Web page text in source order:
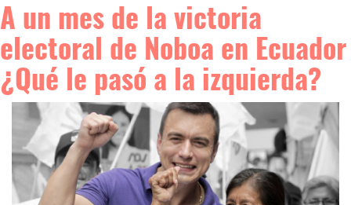
A un mes de la victoria
electoral de Noboa en Ecuador
¿Qué le pasó a la izquierda?